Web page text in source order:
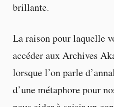
brillante.
La raison pour laquelle
accéder aux Archives
lorsque l’on parle
d’une métaphore pour